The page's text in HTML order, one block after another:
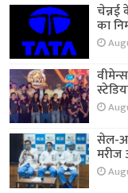
चेन्नई
का
सेल-
मरीज